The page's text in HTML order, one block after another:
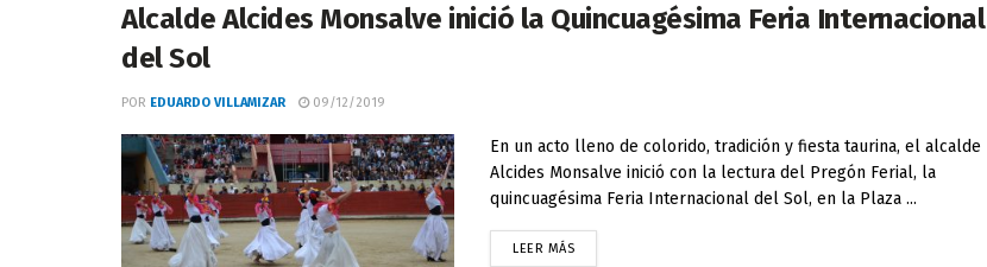
Alcalde Alcides Monsalve inició la Quincuagésima Feria Internacional
del Sol
POR EDUARDO VILLAMIZAR 09/12/2019
En un acto lleno de colorido, tradición y fiesta taurina, el alcalde
Alcides Monsalve inició con la lectura del Pregón Ferial, la
quincuagésima Feria Internacional del Sol, en la Plaza ...
LEER MÁS